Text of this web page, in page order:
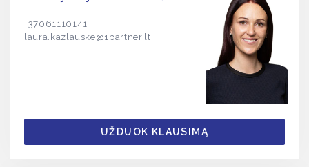
+37061110141
laura.kazlauske@1partner.lt
UŽDUOK KLAUSIMĄ